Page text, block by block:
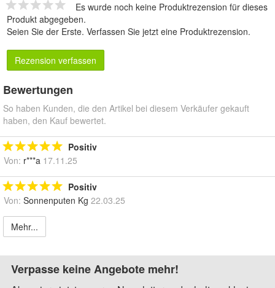
Es wurde noch keine Produktrezension für dieses
Produkt abgegeben.
Seien Sie der Erste. Verfassen Sie jetzt eine Produktrezension.
Rezension verfassen
Bewertungen
So haben Kunden, die den Artikel bei diesem Verkäufer gekauft
haben, den Kauf bewertet.
Positiv
Von: r***a 17.11.25
Positiv
Von: Sonnenputen Kg 22.03.25
Mehr...
Verpasse keine Angebote mehr!